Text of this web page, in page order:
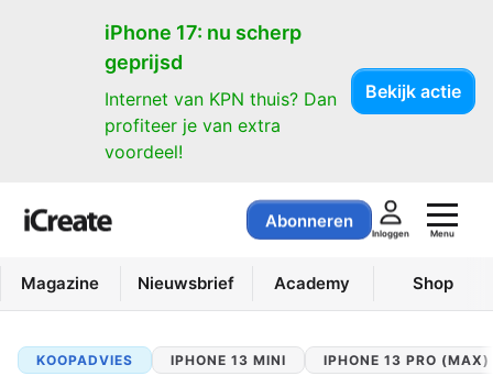
iPhone 17: nu scherp
geprijsd
Internet van KPN thuis? Dan
profiteer je van extra
voordeel!
Bekijk actie
Abonneren
Inloggen Menu
Magazine Nieuwsbrief Academy Shop
KOOPADVIES IPHONE 13 MINI IPHONE 13 PRO (MAX)